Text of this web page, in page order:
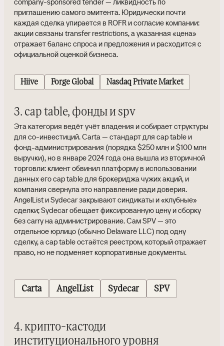
приглашению самого эмитента. Юридически почти
каждая сделка упирается в ROFR и согласие компании:
акции связаны transfer restrictions, а указанная «цена»
отражает баланс спроса и предложения и расходится с
официальной оценкой бизнеса.
Hiive Forge Global Nasdaq Private Market
3. cap table, фонды и spv
Эта категория ведёт учёт владения и собирает структуры
для со-инвестиций. Carta — стандарт для cap table и
фонд-администрирования (порядка $250 млн и $100 млн
выручки), но в январе 2024 года она вышла из вторичной
торговли: клиент обвинил платформу в использовании
данных его cap table для брокериджа чужих акций, и
компания свернула это направление ради доверия.
AngelList и Sydecar закрывают синдикаты и «клубные»
сделки; Sydecar обещает фиксированную цену и сборку
без carry на администрирование. Сам SPV — это
отдельное юрлицо (обычно Delaware LLC) под одну
сделку, а cap table остаётся реестром, который отражает
право, но не подменяет корпоративные документы.
Carta AngelList Sydecar SPV
4. крипто-кастоди
институционального уровня